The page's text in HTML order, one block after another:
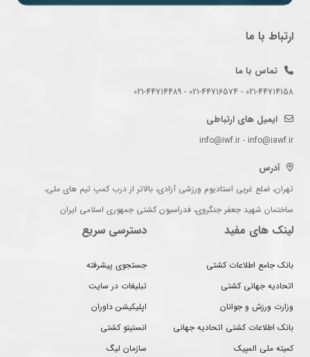
ارتباط با ما
تماس با ما
021-44714158 - 021-44716574 - 021-44714489
ایمیل های ارتباطی
info@iwf.ir - info@iawf.ir
آدرس
تهران، ضلع غربی استادیوم ورزشی آزادی، بالاتر از درب کمپ تیم های ملی،
ساختمان شهید جعفر جنگروی، فدراسیون کشتی جمهوری اسلامی ایران
لینک های مفید
بانک جامع اطلاعات کشتی
اتحادیه جهانی کشتی
وزارت ورزش و جوانان
بانک اطلاعات کشتی اتحادیه جهانی
کمیته ملی المپیک
دسترسی سریع
جستجوی پیشرفته
تبلیغات در سایت
اپلیکیشن داوران
انستیتو کشتی
سازمان لیگ